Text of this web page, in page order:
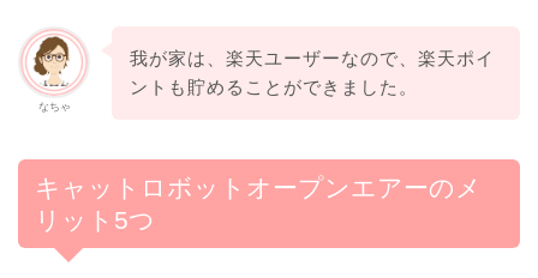
なちゃ
我が家は、楽天ユーザーなので、楽天ポイ
ントも貯めることができました。
キャットロボットオープンエアーのメ
リット5つ